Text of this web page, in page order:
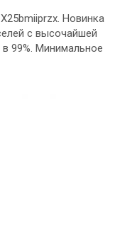
Новинка
с высочайшей
в 99%. Минимальное